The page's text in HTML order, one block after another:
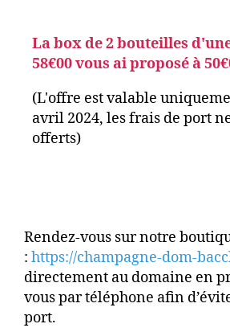
La box de 2 bouteilles
58€00 vous ai proposé à
(L'offre est valable
avril 2024, les frais de port
offerts)
Rendez-vous sur notre
: https://champagne-dom-
directement au domaine en
vous par téléphone afin
port.